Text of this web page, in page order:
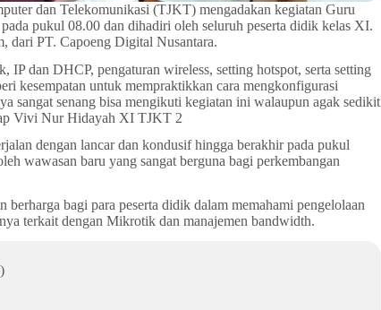
dan Telekomunikasi (TJKT) mengadakan kegiatan Guru
pukul 08.00 dan dihadiri oleh seluruh peserta didik kelas XI.
dari PT. Capoeng Digital Nusantara.
dan DHCP, pengaturan wireless, setting hotspot, serta setting
kesempatan untuk mempraktikkan cara mengkonfigurasi
sangat senang bisa mengikuti kegiatan ini walaupun agak sedikit
Vivi Nur Hidayah XI TJKT 2
dengan lancar dan kondusif hingga berakhir pada pukul
wawasan baru yang sangat berguna bagi perkembangan
bagi para peserta didik dalam memahami pengelolaan
terkait dengan Mikrotik dan manajemen bandwidth.